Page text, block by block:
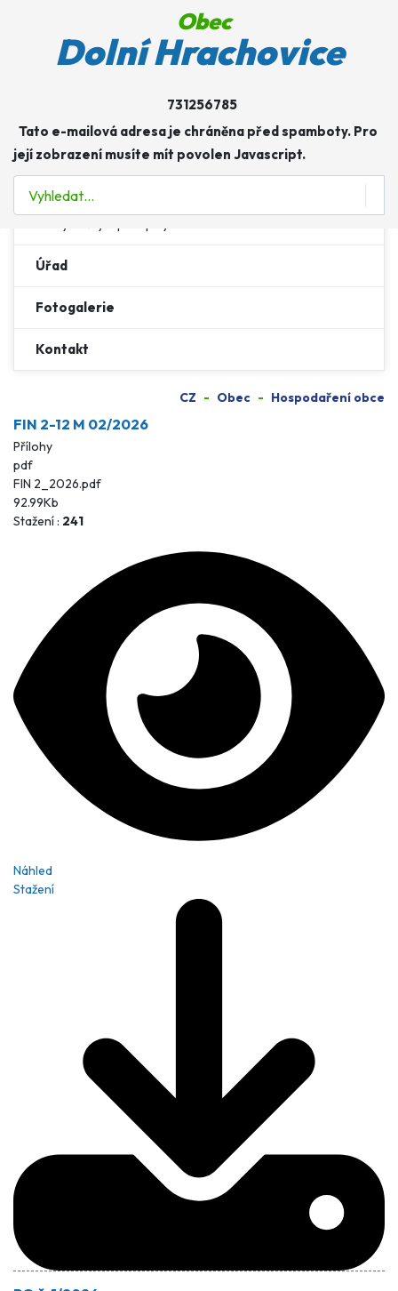
Obec
Dolní Hrachovice
731256785
Tato e-mailová adresa je chráněna před spamboty. Pro
její zobrazení musíte mít povolen Javascript.
Obec
Zastupitelstvo a výbory
Usnesení zastupitelstva
Hospodaření obce
Úřad
Fotogalerie
Kontakt
CZ Obec Hospodaření obce
FIN 2-12 M 02/2026
Přílohy
pdf
FIN 2_2026.pdf
92.99Kb
Stažení : 241
Náhled
Stažení